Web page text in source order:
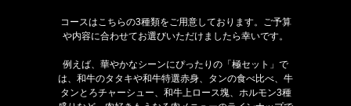
コースはこちらの3種類をご用意しております。ご予算
や内容に合わせてお選びいただけましたら幸いです。
例えば、華やかなシーンにぴったりの「極セット」で
は、和牛のタタキや和牛特選赤身、タンの食べ比べ、牛
タンとろチャーシュー、和牛上ロース塊、ホルモン3種